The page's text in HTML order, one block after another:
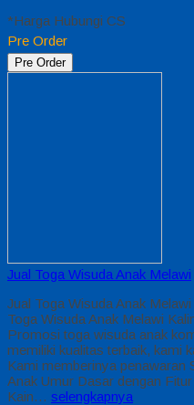
*Harga Hubungi CS
Pre Order
Pre Order
Jual Toga Wisuda Anak Melawi
Jual Toga Wisuda Anak
Toga Wisuda Anak Melawi
Promosi toga wisuda anak
memiliki kualitas terbaik, kami
Kami memberinya penawaran
Anak Umur Dasar dengan
Kain… selengkapnya